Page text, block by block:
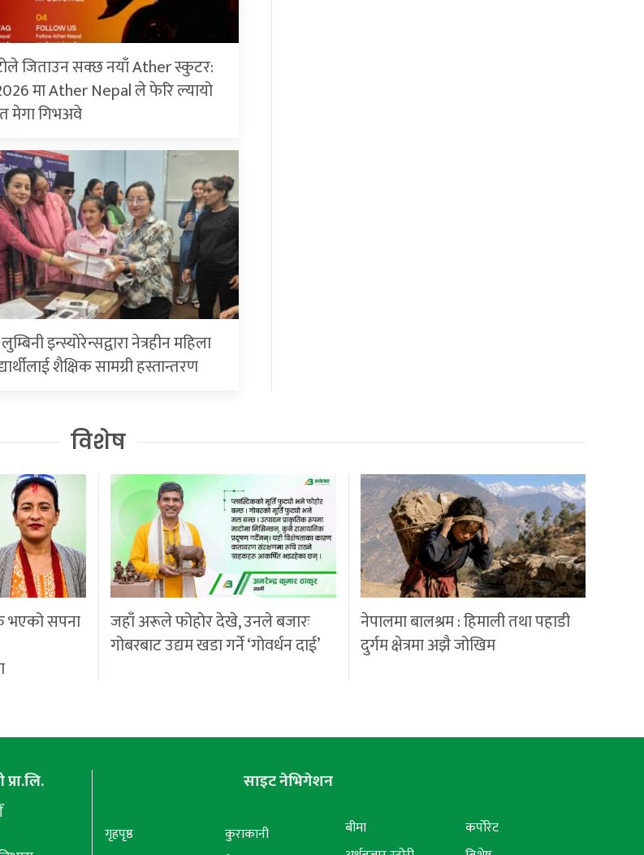
जिताउन सक्छ नयाँ Ather स्कुटर:
मा Ather Nepal ले फेरि ल्यायो
मेगा गिभअवे
इन्स्योरेन्सद्वारा नेत्रहीन महिला
शैक्षिक सामग्री हस्तान्तरण
विशेष
भएको सपना
जहाँ अरूले फोहोर देखे, उनले बजारः
गोबरबाट उद्यम खडा गर्ने ‘गोवर्धन दाई’
नेपालमा बालश्रम : हिमाली तथा पहाडी
दुर्गम क्षेत्रमा अझै जोखिम
साइट नेभिगेशन
गृहपृष्ठ
कुराकानी
बीमा
कर्पोरेट